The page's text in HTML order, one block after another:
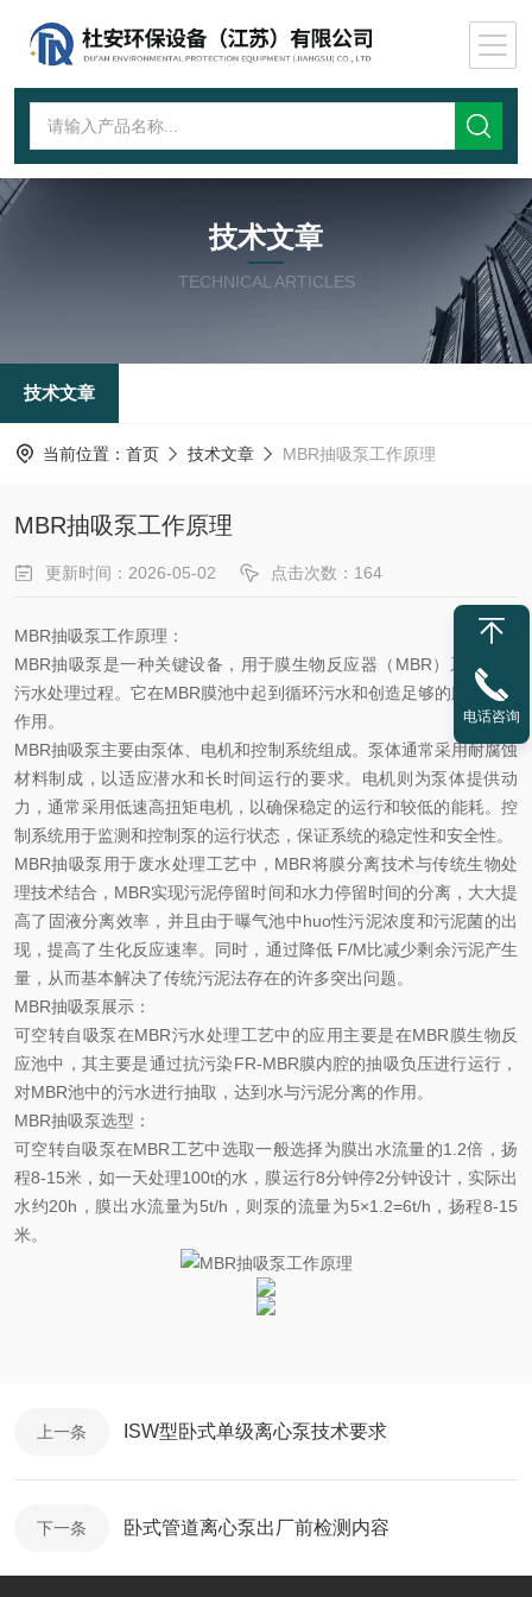
技术文章
TECHNICAL ARTICLES
技术文章
当前位置： 首页 技术文章 MBR抽吸泵工作原理
MBR抽吸泵工作原理
更新时间：2026-05-02 点击次数：164
MBR抽吸泵工作原理：
MBR抽吸泵是一种关键设备，用于膜生物反应器（ MBR）系统中的
污水处理过程。它在MBR膜池中起到循环污水和创造足够的膜通量的
作用。
MBR抽吸泵主要由泵体、电机和控制系统组成。泵体通常采用耐腐蚀
材料制成，以适应潜水和长时间运行的要求。电机则为泵体提供动
力，通常采用低速高扭矩电机，以确保稳定的运行和较低的能耗。控
制系统用于监测和控制泵的运行状态，保证系统的稳定性和安全性。
MBR抽吸泵用于废水处理工艺中， MBR将膜分离技术与传统生物处
理技术结合， MBR实现污泥停留时间和水力停留时间的分离，大大提
高了固液分离效率，并且由于曝气池中huo性污泥浓度和污泥菌的出
现，提高了生化反应速率。同时，通过降低 F/M比减少剩余污泥产生
量，从而基本解决了传统污泥法存在的许多突出问题。
MBR抽吸泵展示：
可空转自吸泵在MBR污水处理工艺中的应用主要是在MBR膜生物反
应池中，其主要是通过抗污染FR-MBR膜内腔的抽吸负压进行运行，
对MBR池中的污水进行抽取，达到水与污泥分离的作用。
MBR抽吸泵选型：
可空转自吸泵在MBR工艺中选取一般选择为膜出水流量的1.2倍，扬
程8-15米，如一天处理100t的水，膜运行8分钟停2分钟设计，实际出
水约20h ，膜出水流量为5t/h ，则泵的流量为5×1.2=6t/h ，扬程8-15
米。
上一条 ISW型卧式单级离心泵技术要求
下一条 卧式管道离心泵出厂前检测内容
电话咨询